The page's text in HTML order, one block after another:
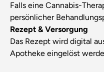
Falls eine Cannabis-
persönlicher
Rezept & Versorgung
Das Rezept wird digital
Apotheke eingelöst